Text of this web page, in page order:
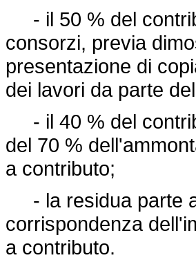
- il 50 % del
consorzi, previa
presentazione di
dei lavori da parte
- il 40 % del
del 70 %
a contributo;
- la residua parte
corrispondenza
a contributo.